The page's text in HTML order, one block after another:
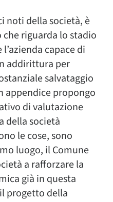
noti della società, è
riguarda lo stadio
capace di
addirittura per
salvataggio
appendice propongo
di valutazione
della società
le cose, sono
luogo, il Comune
a rafforzare la
già in questa
progetto della